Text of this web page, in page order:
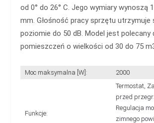
od 0° do 26° C. Jego wymiary wynoszą
mm. Głośność pracy sprzętu utrzymuje
poziomie do 50 dB. Model jest polecany
pomieszczeń o wielkości od 30 do 75
Moc maksymalna [W]: 2000
Funkcje:
Termostat,
przed
Regulacja
zimnego